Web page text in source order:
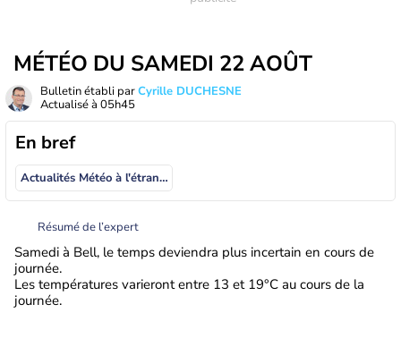
MÉTÉO DU SAMEDI 22 AOÛT
Bulletin établi parCyrille DUCHESNE
Actualisé à 05h45
En bref
Actualités Météo à l'étranger
Résumé de l’expert
Samedi à Bell, le temps deviendra plus incertain en cours de
journée.
Les températures varieront entre 13 et 19°C au cours de la
journée.